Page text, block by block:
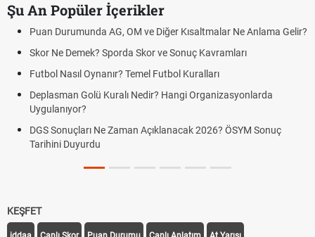
Şu An Popüler İçerikler
Puan Durumunda AG, OM ve Diğer Kısaltmalar Ne Anlama Gelir?
Skor Ne Demek? Sporda Skor ve Sonuç Kavramları
Futbol Nasıl Oynanır? Temel Futbol Kuralları
Deplasman Golü Kuralı Nedir? Hangi Organizasyonlarda
Uygulanıyor?
DGS Sonuçları Ne Zaman Açıklanacak 2026? ÖSYM Sonuç
Tarihini Duyurdu
KEŞFET